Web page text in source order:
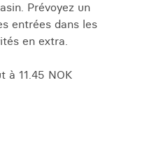
Prévoyez un
entrées dans les
en extra.
à 11.45 NOK